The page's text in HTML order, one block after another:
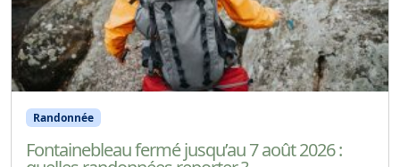
Randonnée
Fontainebleau fermé jusqu’au 7 août 2026 :